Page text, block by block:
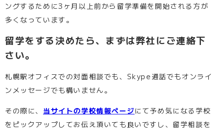
ングするために3ヶ月以上前から留学準備を開始される方が
多くなっています。
留学をする決めたら、まずは弊社にご連絡下
さい。
札幌駅オフィスでの対面相談でも、Skype通話でもオンライ
ンメッセージでも構いません。
その際に、 当サイトの学校情報ページにて予め気になる学校
をピックアップしてお伝え頂いても良いですし、留学相談を